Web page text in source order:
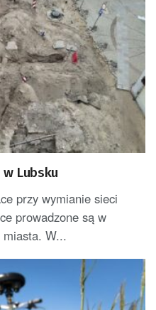
Lubsku
przy wymianie sieci
prowadzone są w
W...